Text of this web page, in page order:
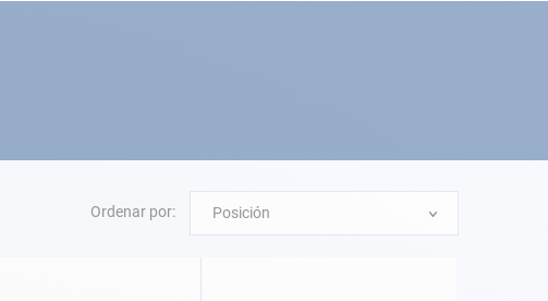
Ordenar por: Posición